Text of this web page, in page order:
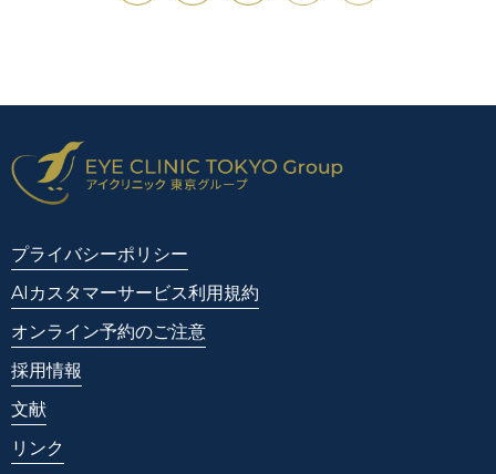
プライバシーポリシー
AIカスタマーサービス利用規約
オンライン予約のご注意
採用情報
文献
リンク